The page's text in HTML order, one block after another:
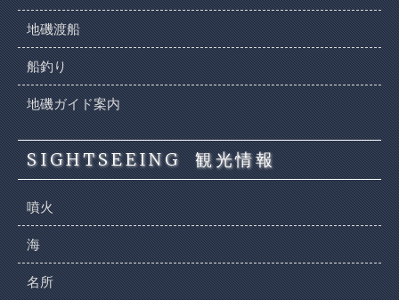
地磯渡船
船釣り
地磯ガイド案内
SIGHTSEEING 観光情報
噴火
海
名所